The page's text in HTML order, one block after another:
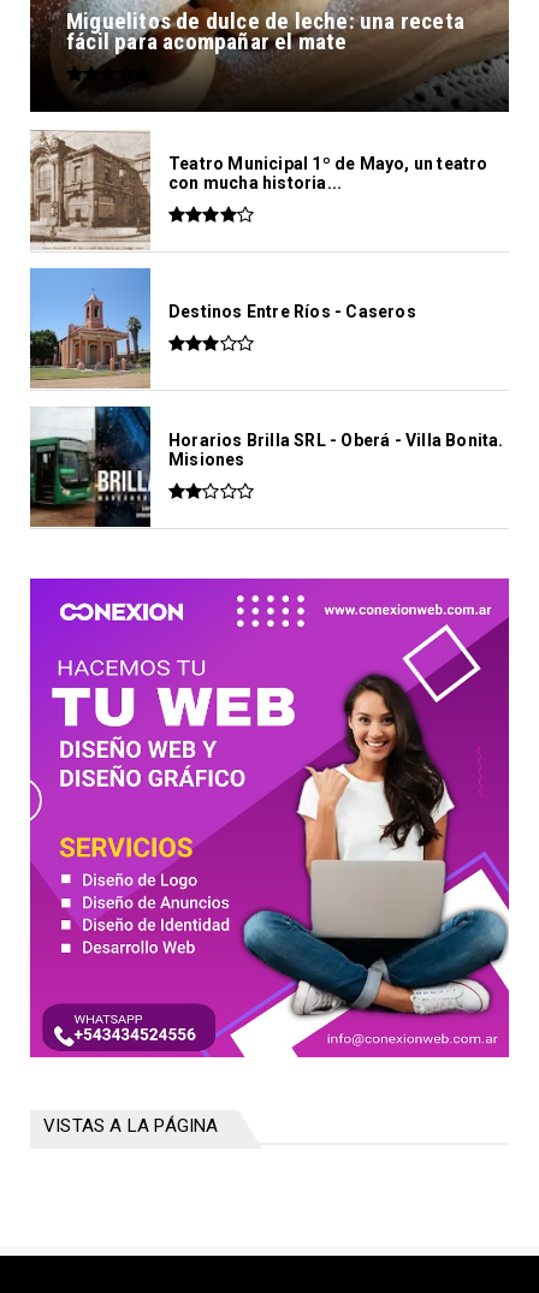
Miguelitos de dulce de leche: una receta
fácil para acompañar el mate
Teatro Municipal 1º de Mayo, un teatro
con mucha historia...
Destinos Entre Ríos - Caseros
Horarios Brilla SRL - Oberá - Villa Bonita.
Misiones
VISTAS A LA PÁGINA